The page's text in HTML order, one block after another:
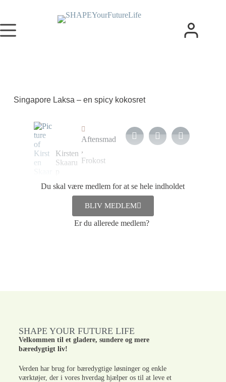
Singapore Laksa – en spicy kokosret
Kirsten
Skaaru
13. oktober
Aftensmad
,
Frokost
Du skal være medlem for at se hele indholdet
BLIV MEDLEM
Er du allerede medlem?
SHAPE YOUR FUTURE LIFE
Velkommen til et gladere, sundere og mere
bæredygtigt liv!
Verden har brug for bæredygtige løsninger og enkle
værktøjer, der i vores hverdag hjælper os til at leve et